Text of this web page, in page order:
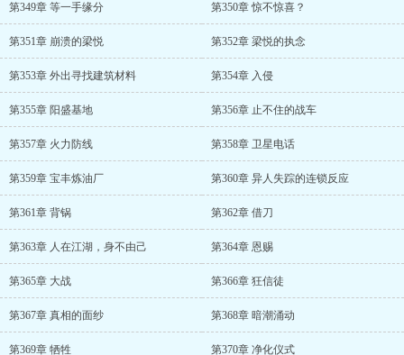
第349章 等一手缘分 第350章 惊不惊喜？
第351章 崩溃的梁悦 第352章 梁悦的执念
第353章 外出寻找建筑材料 第354章 入侵
第355章 阳盛基地 第356章 止不住的战车
第357章 火力防线 第358章 卫星电话
第359章 宝丰炼油厂 第360章 异人失踪的连锁反应
第361章 背锅 第362章 借刀
第363章 人在江湖，身不由己 第364章 恩赐
第365章 大战 第366章 狂信徒
第367章 真相的面纱 第368章 暗潮涌动
第369章 牺牲 第370章 净化仪式